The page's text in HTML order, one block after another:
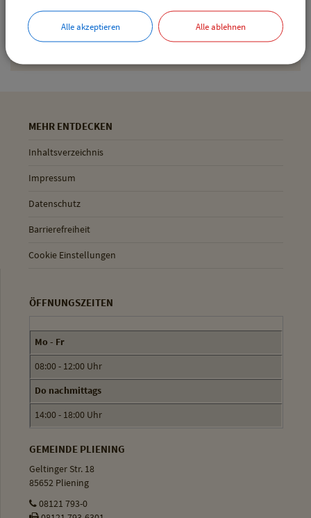
Gemeinde Pliening
Geltinger Str. 18
85652 Pliening
MEHR ENTDECKEN
Inhaltsverzeichnis
Impressum
Datenschutz
Barrierefreiheit
Cookie Einstellungen
ÖFFNUNGSZEITEN
Mo - Fr
08:00 - 12:00 Uhr
Do nachmittags
14:00 - 18:00 Uhr
GEMEINDE PLIENING
Geltinger Str. 18
85652 Pliening
08121 793-0
Alle akzeptieren Alle ablehnen